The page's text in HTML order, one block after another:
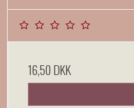
16,50 DKK